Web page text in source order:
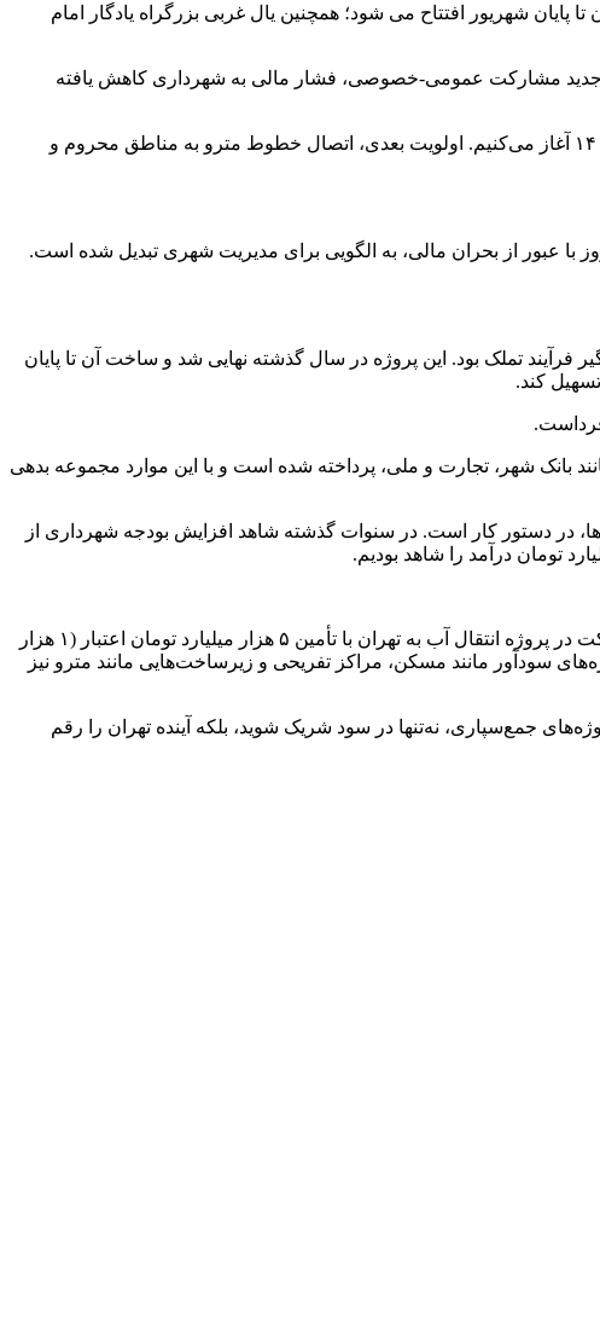
آزادراه شهید شوشتر (۹.۲ کیلومتر) با کاهش ۵.۵ درصدی ترافیک شرق تهران تا پایان شهریور افتتاح می شود؛ همچنین یال غربی بزرگراه یادگار امام
۸ تا ۱۰ مترو معادل ۷ درصد نقدینگی کشور است، اما با مدل جدید مشارکت عمومی-خصوصی، فشار مالی به شهرداری کاهش یافته
زاکانی در ادامه گفت: تحریم‌ها واردات واگن و تجهیزات را سخت کرده، اما با توافق با کشورهای همکار، ساخت خط ۱۱ مترو را از ۱۴۰۴ آغاز می‌کنیم. اولویت بعدی، اتصال خطوط مترو به مناطق محروم و
امروز با عبور از بحران مالی، به الگویی برای مدیریت شهری تبدیل شده است.
نظامی و بیمه، دو سال درگیر فرآیند تملک بود. این پروژه در سال گذشته نهایی شد و ساخت آن تا پایان
کند.
میلیارد تومان بدهی شهرداری به بانک‌هایی مانند بانک شهر، تجارت و ملی، پرداخته شده است و با این موارد مجموعه بدهی
در دستور کار است. در سنوات گذشته شاهد افزایش بودجه شهرداری از
زاکانی اشاره‌ای به اقدامات فراتر از وظایف شهرداری داشت و گفت: یکی از اقدامات مهم‌ انجام شده توسط شهرداری تهران مشارکت در پروژه انتقال آب به تهران با تأمین ۵ هزار میلیارد تومان اعتبار (۱ هزار
در پروژه‌های سودآور مانند مسکن، مراکز تفریحی و زیرساخت‌هایی مانند مترو نیز
جمع‌سپاری، نه‌تنها در سود شریک شوید، بلکه آینده تهران را رقم